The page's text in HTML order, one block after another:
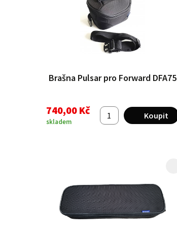
Brašna Pulsar pro Forward DFA75
740,00 Kč
skladem